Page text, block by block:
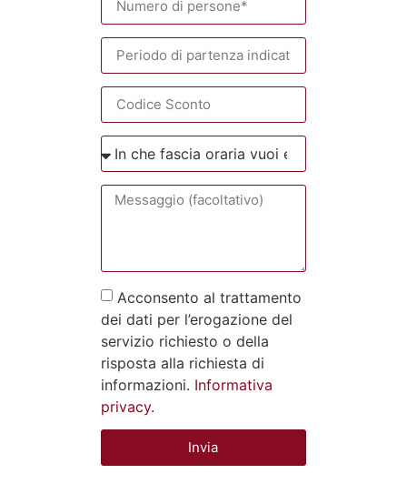
Acconsento al trattamento
dei dati per l’erogazione del
servizio richiesto o della
risposta alla richiesta di
informazioni. Informativa
privacy.
Invia